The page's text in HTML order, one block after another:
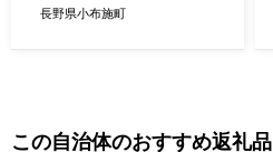
和8年産 【2026年9月上旬～
長野県小布施町
この自治体のおすすめ返礼品